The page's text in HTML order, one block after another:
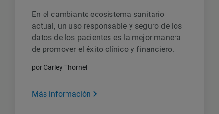
En el cambiante ecosistema sanitario
actual, un uso responsable y seguro de los
datos de los pacientes es la mejor manera
de promover el éxito clínico y financiero.
por Carley Thornell
Más información